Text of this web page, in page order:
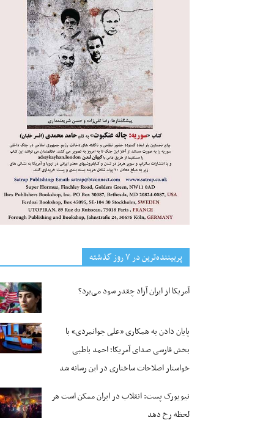
پربیننده‌ترین‌ در ۷ روز گذشته
آمریکا از ایران آزاد چقدر سود می‌برد؟
پایان دادن به همکاری «علی جوانمردی» با
بخش فارسی صدای آمریکا؛ احمد باطبی
خواستار اصلاحات ساختاری در این رسانه شد
نیویورک پست: انقلاب در ایران ممکن است هر
لحظه رخ دهد